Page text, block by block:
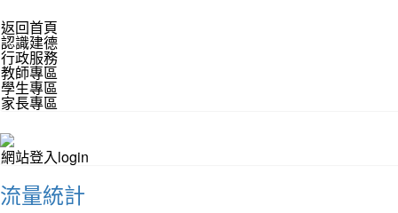
返回首頁
認識建德
行政服務
教師專區
學生專區
家長專區
網站登入login
流量統計